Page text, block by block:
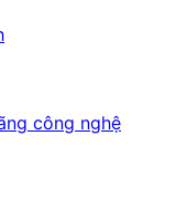
công nghệ